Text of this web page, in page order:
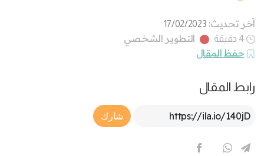
آخر تحديث: 17/02/2023
4 دقيقة
التطوير الشخصي
حفظ المقال
رابط المقال
Article Link
شارك